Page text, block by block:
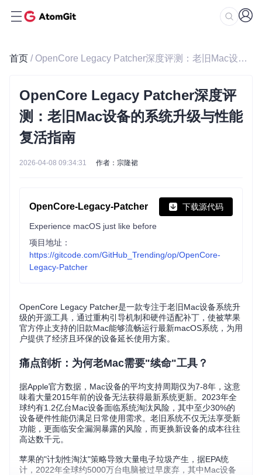
首页 / OpenCore Legacy Patcher深度评测：老旧Mac设备的系统升级与性能复活指南
OpenCore Legacy Patcher深度评
测：老旧Mac设备的系统升级与性能
复活指南
2026-04-08 09:34:31 作者：宗隆裙
OpenCore-Legacy-Patcher 下载源代码
Experience macOS just like before
项目地址：
https://gitcode.com/GitHub_Trending/op/OpenCore-
Legacy-Patcher
OpenCore Legacy Patcher是一款专注于老旧Mac设备系统升
级的开源工具，通过重构引导机制和硬件适配补丁，使被苹果
官方停止支持的旧款Mac能够流畅运行最新macOS系统，为用
户提供了经济且环保的设备延长使用方案。
痛点剖析：为何老Mac需要"续命"工具？
据Apple官方数据，Mac设备的平均支持周期仅为7-8年，这意
味着大量2015年前的设备无法获得最新系统更新。2023年全
球约有1.2亿台Mac设备面临系统淘汰风险，其中至少30%的
设备硬件性能仍满足日常使用需求。老旧系统不仅无法享受新
功能，更面临安全漏洞暴露的风险，而更换新设备的成本往往
高达数千元。
苹果的"计划性淘汰"策略导致大量电子垃圾产生，据EPA统
计，2022年全球约5000万台电脑被过早废弃，其中Mac设备